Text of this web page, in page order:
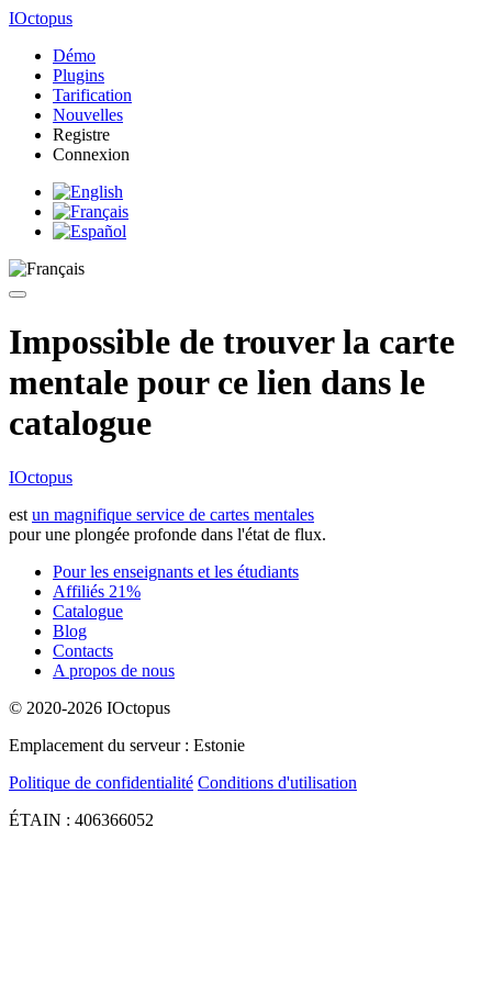
IOctopus
Démo
Plugins
Tarification
Nouvelles
Registre
Connexion
Impossible de trouver la carte
mentale pour ce lien dans le
catalogue
IOctopus
est un magnifique service de cartes mentales
pour une plongée profonde dans l'état de flux.
Pour les enseignants et les étudiants
Affiliés 21%
Catalogue
Blog
Contacts
A propos de nous
© 2020-2026 IOctopus
Emplacement du serveur : Estonie
Politique de confidentialité Conditions d'utilisation
ÉTAIN : 406366052